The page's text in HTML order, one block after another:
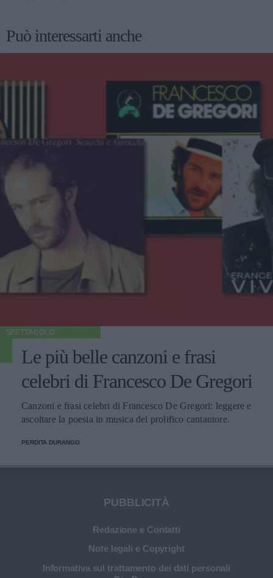
Può interessarti anche
SPETTACOLO
Le più belle canzoni e frasi
celebri di Francesco De Gregori
Canzoni e frasi celebri di Francesco De Gregori: leggere e
ascoltare la poesia in musica del prolifico cantautore.
PERDITA DURANGO
PUBBLICITÀ
Redazione e Contatti
Note legali e Copyright
Informativa sul trattamento dei dati personali